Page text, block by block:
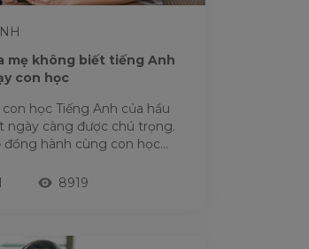
mẹ không biết tiếng Anh
con học
học Tiếng Anh của hầu
ngày càng được chú trọng.
đồng hành cùng con học
8919